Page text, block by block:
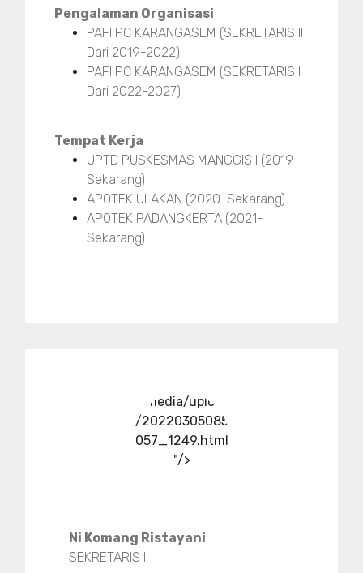
Pengalaman Organisasi
PAFI PC KARANGASEM (SEKRETARIS II
Dari 2019-2022)
PAFI PC KARANGASEM (SEKRETARIS I
Dari 2022-2027)
Tempat Kerja
UPTD PUSKESMAS MANGGIS I (2019-
Sekarang)
APOTEK ULAKAN (2020-Sekarang)
APOTEK PADANGKERTA (2021-
Sekarang)
../media/upload
/20220305085
057_1249.html
"/>
Ni Komang Ristayani
SEKRETARIS II